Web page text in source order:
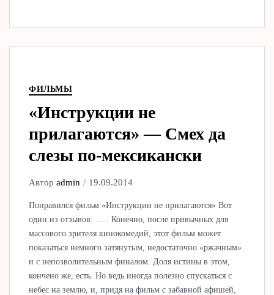
ФИЛЬМЫ
«Инструкции не
прилагаются» — Смех да
слезы по-мексикански
Авторadmin 19.09.2014
Понравился фильм «Инструкции не прилагаются» Вот
один из отзывов: ….. Конечно, после привычных для
массового зрителя кинокомедий, этот фильм может
показаться немного затянутым, недостаточно «ржачным»
и с непозволительным финалом. Доля истины в этом,
кончено же, есть. Но ведь иногда полезно спускаться с
небес на землю, и, придя на фильм с забавной афишей,